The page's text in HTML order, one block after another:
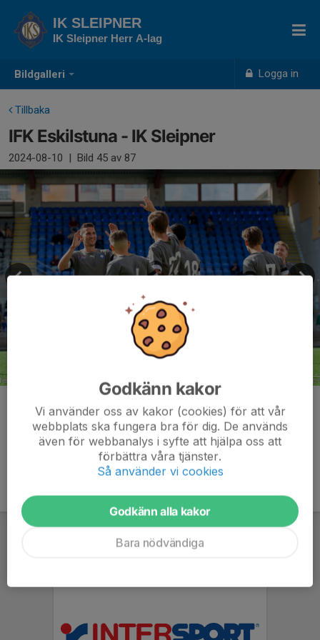
Bildgalleri Logga in
IK SLEIPNER
IK Sleipner Herr A-lag
Tillbaka
IFK Eskilstuna - IK Sleipner
2024-08-10 | Bild 45 av 87
Kommentarer
Godkänn kakor
Vi använder oss av kakor (cookies) för att vår
webbplats ska fungera bra för dig. De används
även för webbanalys i syfte att hjälpa oss att
förbättra våra tjänster.
Så använder vi cookies
Godkänn alla kakor
Bara nödvändiga